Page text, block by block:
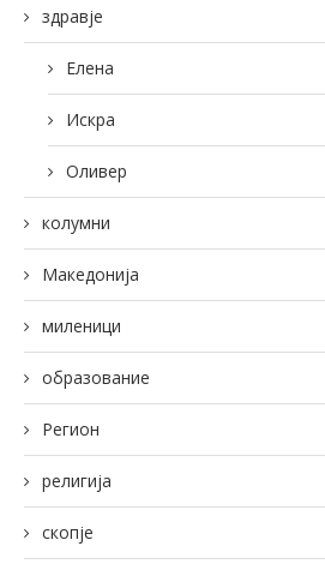
здравје
Елена
Искра
Оливер
колумни
Македонија
миленици
образование
Регион
религија
скопје